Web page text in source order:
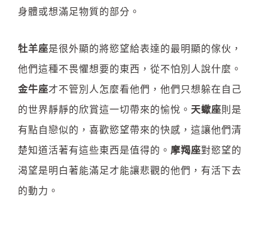
身體或想滿足物質的部分。
牡羊座是很外顯的將慾望給表達的最明顯的傢伙，
他們這種不畏懼想要的東西，從不怕別人說什麼。
金牛座才不管別人怎麼看他們，他們只想躲在自己
的世界靜靜的欣賞這一切帶來的愉悅。 天蠍座則是
有點自戀似的，喜歡慾望帶來的快感，這讓他們清
楚知道活著有這些東西是值得的。 摩羯座對慾望的
渴望是明白著能滿足才能讓悲觀的他們，有活下去
的動力。